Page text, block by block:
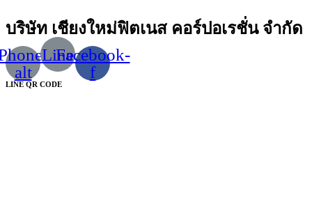
บริษัท เชียงใหม่ฟิตเนส คอร์ปอเรชั่น จำกัด
alt
Line
Facebook-
f
LINE QR CODE